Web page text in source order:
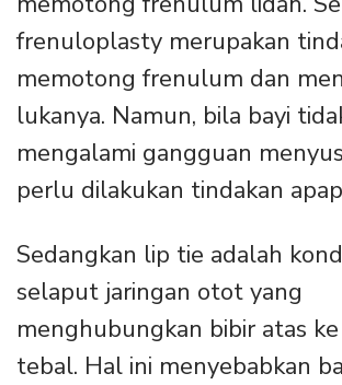
frenuloplasty merupakan
memotong frenulum dan
lukanya. Namun, bila bayi
mengalami gangguan
perlu dilakukan tindakan
Sedangkan lip tie adalah
selaput jaringan otot yang
menghubungkan bibir atas
tebal. Hal ini menyebabkan